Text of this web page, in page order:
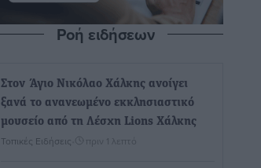
Ροή ειδήσεων
Στον Άγιο Νικόλαο Χάλκης ανοίγει
ξανά το ανανεωμένο εκκλησιαστικό
μουσείο από τη Λέσχη Lions Χάλκης
Τοπικές Ειδήσεις πριν 1 λεπτό